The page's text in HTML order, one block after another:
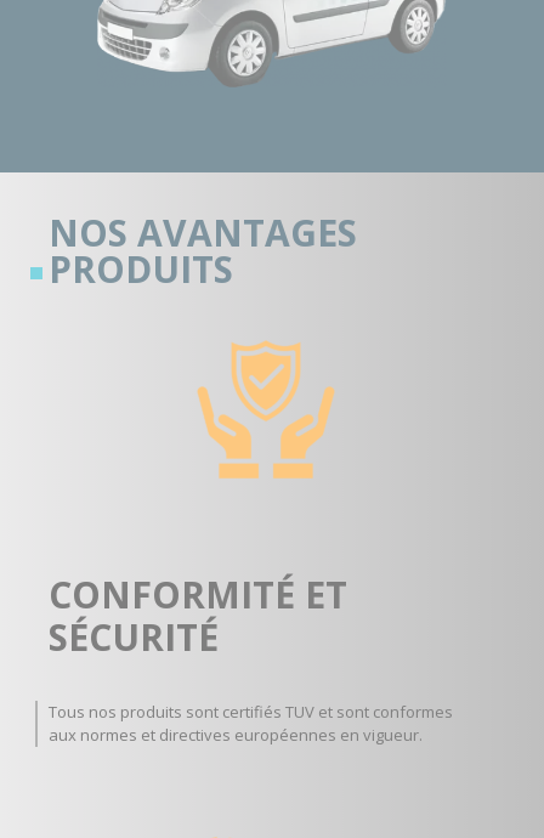
NOS AVANTAGES
PRODUITS
CONFORMITÉ ET
SÉCURITÉ
Tous nos produits sont certifiés TUV et sont conformes
aux normes et directives européennes en vigueur.